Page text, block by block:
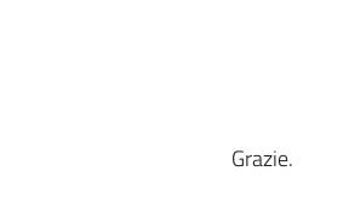
Grazie.